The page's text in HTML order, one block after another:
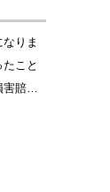
りま
こと
害賠…